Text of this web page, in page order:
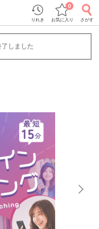
りれき お気に入り
0
さがす
しました